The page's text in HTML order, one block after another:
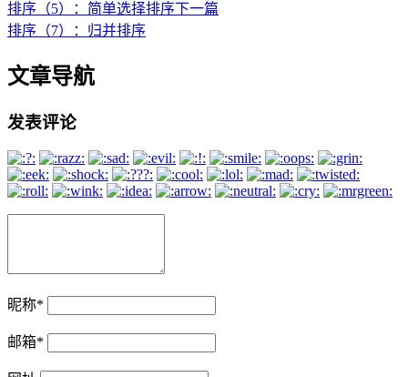
排序（5）：简单选择排序 下一篇
排序（7）：归并排序
文章导航
发表评论
昵称*
邮箱*